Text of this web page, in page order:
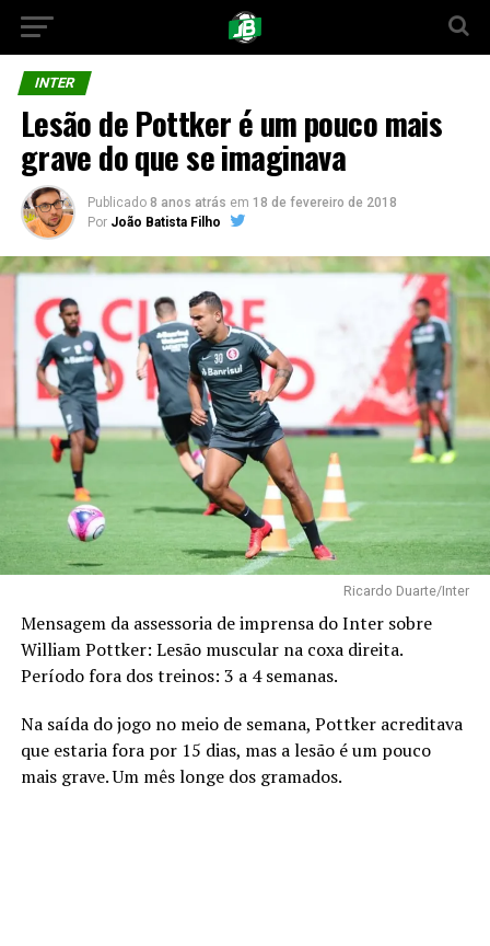
INTER
Lesão de Pottker é um pouco mais
grave do que se imaginava
Publicado 8 anos atrás em 18 de fevereiro de 2018
Por João Batista Filho
Ricardo Duarte/Inter
Mensagem da assessoria de imprensa do Inter sobre
William Pottker: Lesão muscular na coxa direita.
Período fora dos treinos: 3 a 4 semanas.
Na saída do jogo no meio de semana, Pottker acreditava
que estaria fora por 15 dias, mas a lesão é um pouco
mais grave. Um mês longe dos gramados.